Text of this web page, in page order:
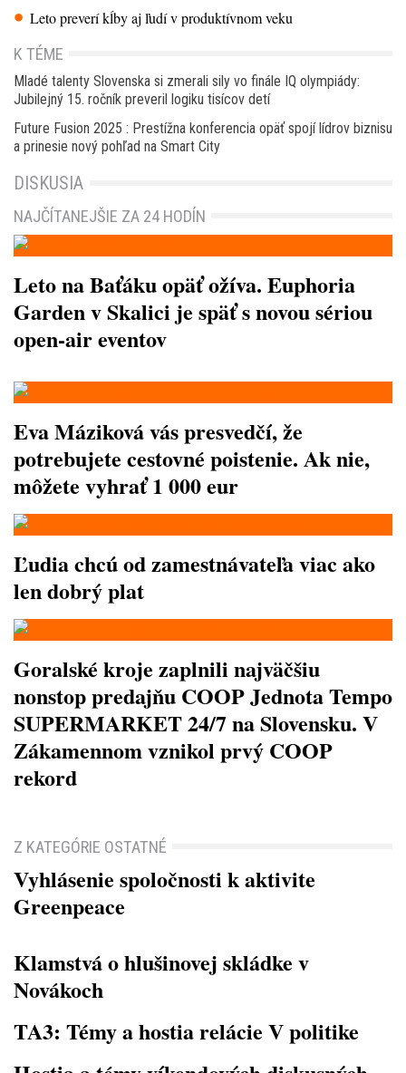
Leto preverí kĺby aj ľudí v produktívnom veku
K TÉME
Mladé talenty Slovenska si zmerali sily vo finále IQ olympiády:
Jubilejný 15. ročník preveril logiku tisícov detí
Future Fusion 2025 : Prestížna konferencia opäť spojí lídrov biznisu
a prinesie nový pohľad na Smart City
DISKUSIA
NAJČÍTANEJŠIE ZA 24 HODÍN
Leto na Baťáku opäť ožíva. Euphoria
Garden v Skalici je späť s novou sériou
open-air eventov
Eva Máziková vás presvedčí, že
potrebujete cestovné poistenie. Ak nie,
môžete vyhrať 1 000 eur
Ľudia chcú od zamestnávateľa viac ako
len dobrý plat
Goralské kroje zaplnili najväčšiu
nonstop predajňu COOP Jednota Tempo
SUPERMARKET 24/7 na Slovensku. V
Zákamennom vznikol prvý COOP
rekord
Z KATEGÓRIE OSTATNÉ
Vyhlásenie spoločnosti k aktivite
Greenpeace
Klamstvá o hlušinovej skládke v
Novákoch
TA3: Témy a hostia relácie V politike